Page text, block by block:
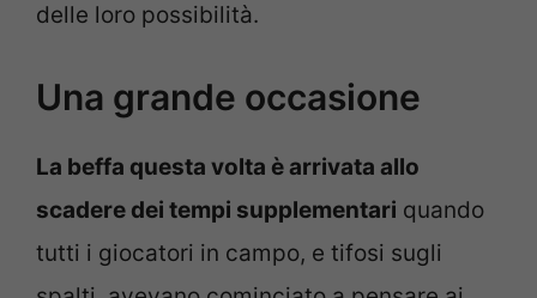
delle loro possibilità.
Una grande occasione
La beffa questa volta è arrivata allo
scadere dei tempi supplementari quando
tutti i giocatori in campo, e tifosi sugli